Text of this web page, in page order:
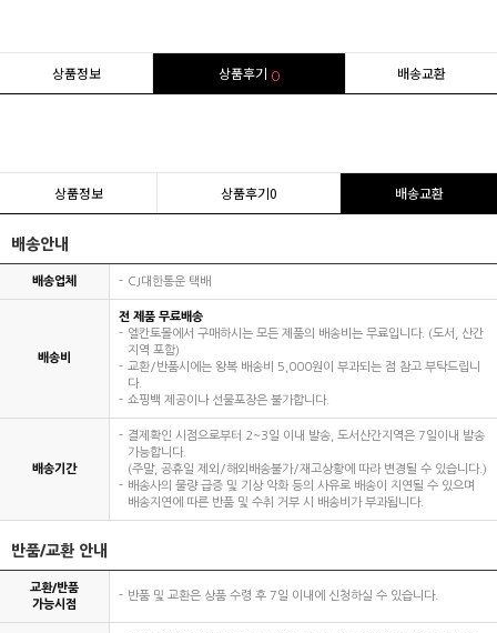
상품정보 상품후기 0 배송교환
상품정보 상품후기0 배송교환
배송안내
배송업체 CJ대한통운 택배
배송비
전 제품 무료배송
엘칸토몰에서 구매하시는 모든 제품의 배송비는 무료입니다. (도서, 산간
지역 포함)
교환/반품시에는 왕복 배송비 5,000원이 부과되는 점 참고 부탁드립니
다.
쇼핑백 제공이나 선물포장은 불가합니다.
배송기간
결제확인 시점으로부터 2~3일 이내 발송, 도서산간지역은 7일이내 발송
가능합니다.
(주말, 공휴일 제외/해외배송불가/재고상황에 따라 변경될 수 있습니다.)
배송사의 물량 급증 및 기상 악화 등의 사유로 배송이 지연될 수 있으며
배송지연에 따른 반품 및 수취 거부 시 배송비가 부과됩니다.
반품/교환 안내
교환/반품
가능시점
반품 및 교환은 상품 수령 후 7일 이내에 신청하실 수 있습니다.